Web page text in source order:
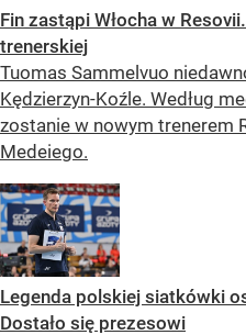
Fin zastąpi Włocha w
trenerskiej
Tuomas Sammelvuo
Kędzierzyn-Koźle. Według
zostanie w nowym trenerem
Medeiego.
Legenda polskiej siatkówki
Dostało się prezesowi